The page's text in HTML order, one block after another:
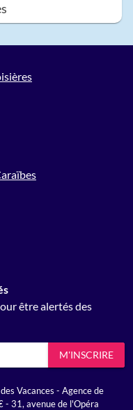
être alertés des
M'INSCRIRE
Vacances - Agence de
- 31, avenue de l'Opéra